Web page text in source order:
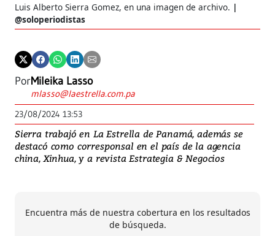
Luis Alberto Sierra Gomez, en una imagen de archivo.
@soloperiodistas
PorMileika Lasso
mlasso@laestrella.com.pa
23/08/2024 13:53
Sierra trabajó en La Estrella de Panamá, además se
destacó como corresponsal en el país de la agencia
china, Xinhua, y a revista Estrategia & Negocios
Encuentra más de nuestra cobertura en los resultados
de búsqueda.